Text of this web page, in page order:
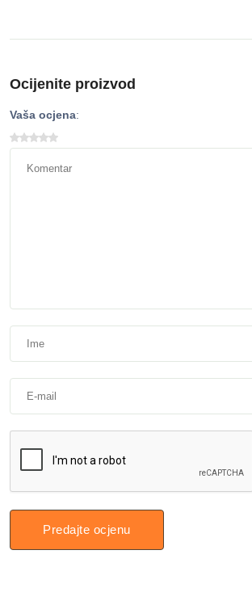
Ocijenite proizvod
Vaša ocjena:
Predajte ocjenu